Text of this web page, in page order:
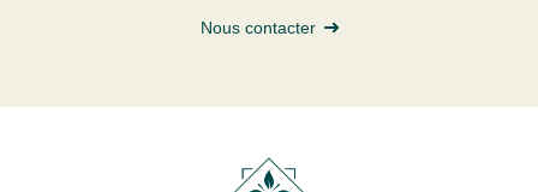
Nous contacter